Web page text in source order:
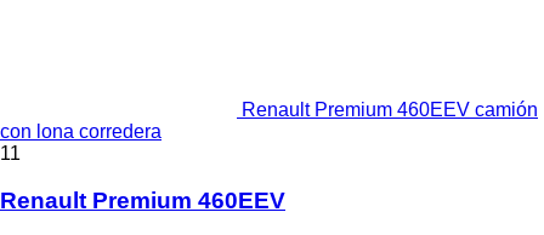
Renault Premium 460EEV camión
con lona corredera
11
Renault Premium 460EEV